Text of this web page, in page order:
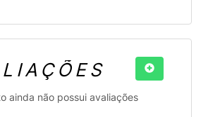
ainda não possui avaliações